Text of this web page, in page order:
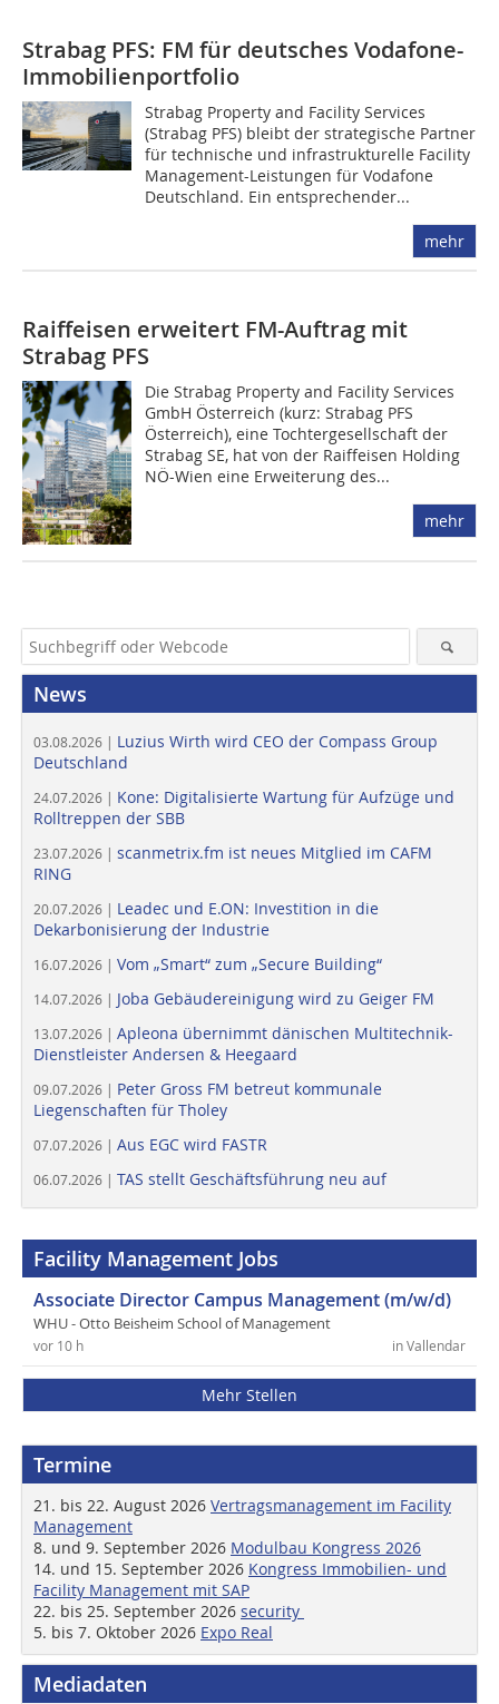
Strabag PFS: FM für deutsches Vodafone-
Immobilienportfolio
Strabag Property and Facility Services
(Strabag PFS) bleibt der strategische Partner
für technische und infrastrukturelle Facility
Management-Leistungen für Vodafone
Deutschland. Ein entsprechender...
mehr
Raiffeisen erweitert FM-Auftrag mit
Strabag PFS
Die Strabag Property and Facility Services
GmbH Österreich (kurz: Strabag PFS
Österreich), eine Tochtergesellschaft der
Strabag SE, hat von der Raiffeisen Holding
NÖ-Wien eine Erweiterung des...
mehr
News
03.08.2026 | Luzius Wirth wird CEO der Compass Group
Deutschland
24.07.2026 | Kone: Digitalisierte Wartung für Aufzüge und
Rolltreppen der SBB
23.07.2026 | scanmetrix.fm ist neues Mitglied im CAFM
RING
20.07.2026 | Leadec und E.ON: Investition in die
Dekarbonisierung der Industrie
16.07.2026 | Vom „Smart“ zum „Secure Building“
14.07.2026 | Joba Gebäudereinigung wird zu Geiger FM
13.07.2026 | Apleona übernimmt dänischen Multitechnik-
Dienstleister Andersen & Heegaard
09.07.2026 | Peter Gross FM betreut kommunale
Liegenschaften für Tholey
07.07.2026 | Aus EGC wird FASTR
06.07.2026 | TAS stellt Geschäftsführung neu auf
Facility Management Jobs
Associate Director Campus Management (m/w/d)
WHU - Otto Beisheim School of Management
in Vallendar
vor 10 h
Mehr Stellen
Termine
21. bis 22. August 2026 Vertragsmanagement im Facility
Management
8. und 9. September 2026 Modulbau Kongress 2026
14. und 15. September 2026 Kongress Immobilien- und
Facility Management mit SAP
22. bis 25. September 2026 security
5. bis 7. Oktober 2026 Expo Real
Mediadaten